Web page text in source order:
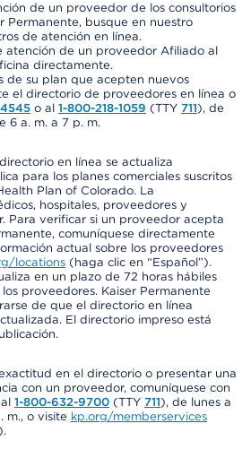
de un proveedor de los consultorios
Permanente, busque en nuestro
de atención en línea.
atención de un proveedor Afiliado al
directamente.
de su plan que acepten nuevos
el directorio de proveedores en línea o
o al 1-800-218-1059 (TTY 711), de
6 a. m. a 7 p. m.
en línea se actualiza
para los planes comerciales suscritos
Plan of Colorado. La
hospitales, proveedores y
Para verificar si un proveedor acepta
comuníquese directamente
actual sobre los proveedores
locations (haga clic en “Español”).
en un plazo de 72 horas hábiles
proveedores. Kaiser Permanente
de que el directorio en línea
El directorio impreso está
en el directorio o presentar una
con un proveedor, comuníquese con
1-800-632-9700 (TTY 711), de lunes a
m., o visite kp.org/memberservices